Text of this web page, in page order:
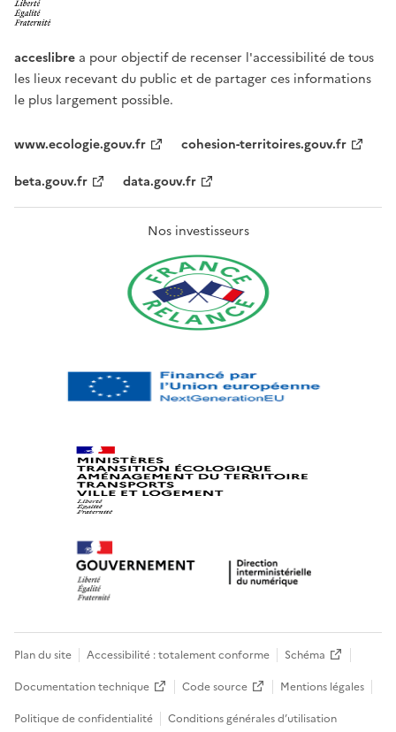
acceslibre a pour objectif de recenser l'accessibilité de tous
les lieux recevant du public et de partager ces informations
le plus largement possible.
www.ecologie.gouv.fr
cohesion-territoires.gouv.fr
beta.gouv.fr
data.gouv.fr
Nos investisseurs
Plan du site Accessibilité : totalement conforme
Schéma
Documentation technique
Code source
Mentions légales
Politique de confidentialité
Conditions générales d’utilisation